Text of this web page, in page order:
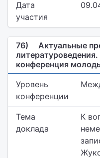
Дата
участия
76)
Актуальные
конференция
Уровень
конференции
Тема
доклада
К